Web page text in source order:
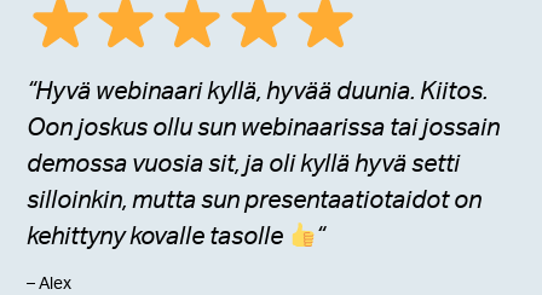
“Hyvä webinaari kyllä, hyvää duunia. Kiitos.
Oon joskus ollu sun webinaarissa tai jossain
demossa vuosia sit, ja oli kyllä hyvä setti
silloinkin, mutta sun presentaatiotaidot on
kehittyny kovalle tasolle
“
– Alex